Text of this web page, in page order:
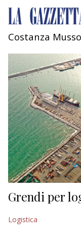
MOBILITÀ
INDUSTRIA
RICERCA
ECONOMIA
TURISMO
CULTURA
NAUTICA
Costanza
Grendi per
Logistica